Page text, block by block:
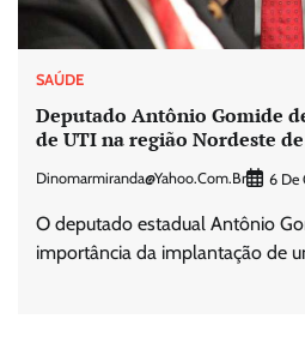
SAÚDE
Deputado Antônio Gomide
de UTI na região Nordeste
Dinomarmiranda@yahoo.com.br 6 De
O deputado estadual Antônio
importância da implantação de